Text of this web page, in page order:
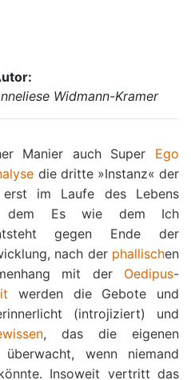
Widmann-Kramer
Manier auch Super Ego
die dritte »Instanz« der
im Laufe des Lebens
dem Es wie dem Ich
gegen Ende der
nach der phallischen
mit der Oedipus-
werden die Gebote und
(introjiziert) und
, das die eigenen
wenn niemand
Insoweit vertritt das